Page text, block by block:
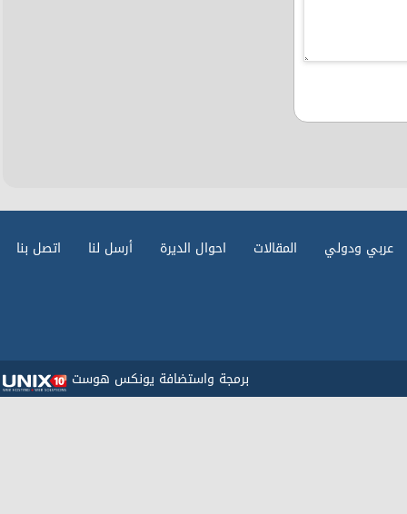
عربي ودولي المقالات احوال الديرة أرسل لنا اتصل بنا
برمجة واستضافة يونكس هوست